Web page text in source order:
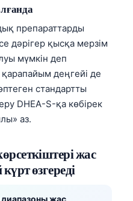
препараттарды
дәрігер қысқа мерзім
мүмкін деп
деңгейі де
стандартты
DHEA-S-қа көбірек
аз.
жас
өзгереді
жас